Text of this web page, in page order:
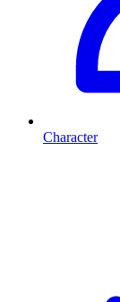
Character